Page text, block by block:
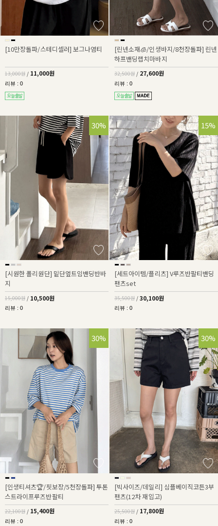
[10만장돌파/스테디셀러] 보그나염티
13,000원 / 11,000원
리뷰 : 0
[린넨소재🧊/인생바지/8천장돌파] 린넨
하프밴딩랩치마바지
32,500원 / 27,600원
리뷰 : 0
30%
[시원한 폴리원단] 밑단옆트임밴딩반바
지
15,000원 / 10,500원
리뷰 : 0
15%
[세트아이템/플리츠] V루즈반팔티밴딩
팬츠set
35,500원 / 30,100원
리뷰 : 0
30%
[인생티셔츠🏆/핏보장/5천장돌파] 투톤
스트라이프루즈반팔티
22,100원 / 15,400원
리뷰 : 0
30%
[빅사이즈/데일리] 심플베이직코튼3부
팬츠(12차 재입고)
25,500원 / 17,800원
리뷰 : 0